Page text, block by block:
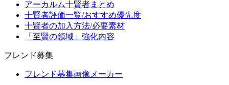
アーカルム十賢者まとめ
十賢者評価一覧/おすすめ優先度
十賢者の加入方法/必要素材
「至賢の領域」強化内容
フレンド募集
フレンド募集画像メーカー